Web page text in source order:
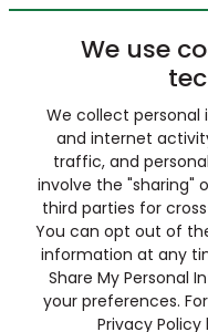
We use
We collect
and internet
traffic, and
involve the "sharing"
third parties for
You can opt out of
information at any
Share My Personal
your preferences.
Privacy